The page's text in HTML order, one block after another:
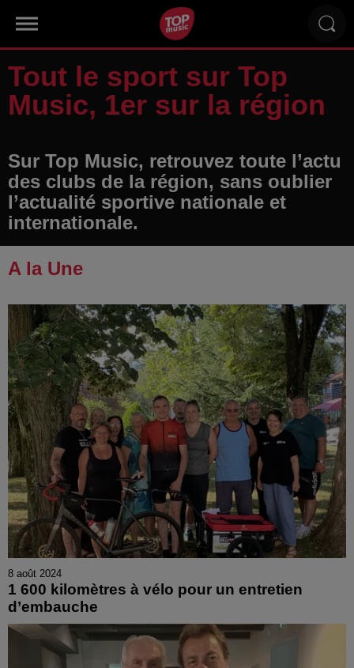
Tout le sport sur Top
Music, 1er sur la région
Sur Top Music, retrouvez toute l’actu
des clubs de la région, sans oublier
l’actualité sportive nationale et
internationale.
A la Une
8 août 2024
1 600 kilomètres à vélo pour un entretien
d’embauche